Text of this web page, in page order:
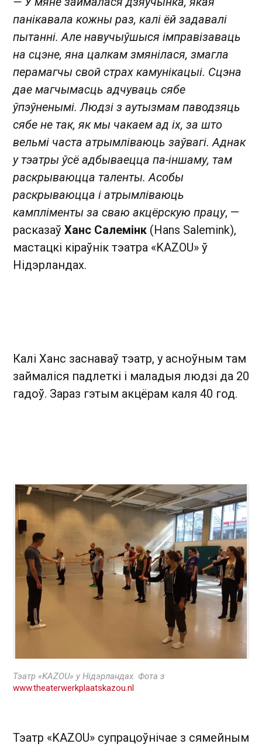
панікавала кожны раз, калі ёй задавалі
пытанні. Але навучыўшыся імправізаваць
на сцэне, яна цалкам змянілася, змагла
перамагчы свой страх камунікацыі. Сцэна
дае магчымасць адчуваць сябе
ўпэўненымі. Людзі з аутызмам паводзяць
сябе не так, як мы чакаем ад іх, за што
вельмі часта атрымліваюць заўвагі. Аднак
у тэатры ўсё адбываецца па-іншаму, там
раскрываюцца таленты. Асобы
раскрываюцца і атрымліваюць
кампліменты за сваю акцёрскую працу, —
расказаў Ханс Салемінк (Hans Salemink),
мастацкі кіраўнік тэатра «KAZOU» ў
Нідэрландах.
Калі Ханс заснаваў тэатр, у асноўным там
займаліся падлеткі і маладыя людзі да 20
гадоў. Зараз гэтым акцёрам каля 40 год.
Тэатр «KAZOU» у Нідэрландах. Фота з
www.theaterwerkplaatskazou.nl
Тэатр «KAZOU» супрацоўнічае з сямейным